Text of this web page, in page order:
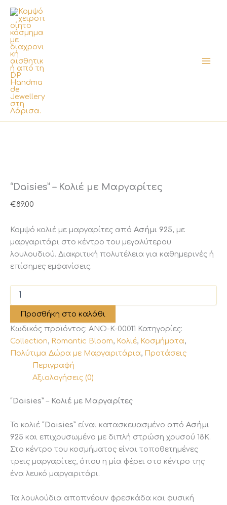
Μετάβαση
στο
περιεχόμενο
“Daisies” – Κολιέ με Μαργαρίτες
€89.00
Κομψό κολιέ με μαργαρίτες από Ασήμι 925, με
μαργαριτάρι στο κέντρο του μεγαλύτερου
λουλουδιού. Διακριτική πολυτέλεια για καθημερινές ή
επίσημες εμφανίσεις.
“Daisies”
Κολιέ
Μαργαρίτες
ποσότητα
Προσθήκη στο καλάθι
Κωδικός προϊόντος: ANO-K-00011 Κατηγορίες:
Collection, Romantic Bloom, Κολιέ, Κοσμήματα,
Πολύτιμα Δώρα με Μαργαριτάρια, Προτάσεις
Περιγραφή
Αξιολογήσεις (0)
“Daisies” – Κολιέ με Μαργαρίτες
Το κολιέ “Daisies” είναι κατασκευασμένο από Ασήμι
925 και επιχρυσωμένο με διπλή στρώση χρυσού 18Κ.
Στο κέντρο του κοσμήματος είναι τοποθετημένες
τρεις μαργαρίτες, όπου η μία φέρει στο κέντρο της
ένα λευκό μαργαριτάρι.
Τα λουλούδια αποπνέουν φρεσκάδα και φυσική